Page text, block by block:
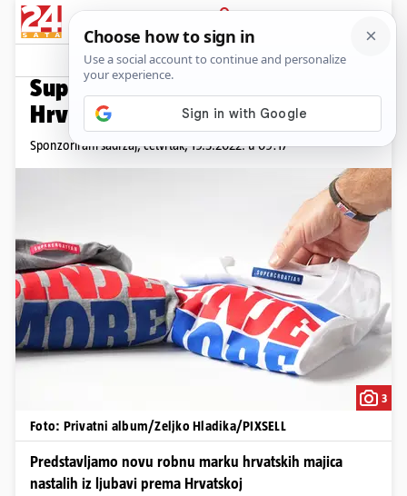
PRIJAVA
Promo sadržaj
Supercroatian – priča iz
Hrvatske inspirirana srcem
Sponzorirani sadržaj,četvrtak, 19.5.2022. u 09:17
3
Foto: Privatni album/Zeljko Hladika/PIXSELL
Predstavljamo novu robnu marku hrvatskih majica
nastalih iz ljubavi prema Hrvatskoj